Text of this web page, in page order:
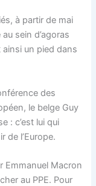
à partir de mai
sein d’agoras
un pied dans
des
le belge Guy
: c’est lui qui
de l’Europe.
Emmanuel Macron
au PPE. Pour